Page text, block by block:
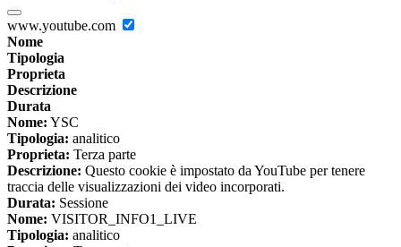
www.youtube.com
Nome
Tipologia
Proprieta
Descrizione
Durata
Nome: YSC
Tipologia: analitico
Proprieta: Terza parte
Descrizione: Questo cookie è impostato da YouTube per tenere
traccia delle visualizzazioni dei video incorporati.
Durata: Sessione
Nome: VISITOR_INFO1_LIVE
Tipologia: analitico